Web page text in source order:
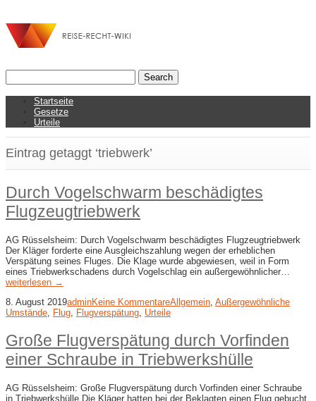
Startseite
Gesetze
Urteile
Eintrag getaggt ‘triebwerk’
Durch Vogelschwarm beschädigtes
Flugzeugtriebwerk
AG Rüsselsheim: Durch Vogelschwarm beschädigtes Flugzeugtriebwerk
Der Kläger forderte eine Ausgleichszahlung wegen der erheblichen
Verspätung seines Fluges. Die Klage wurde abgewiesen, weil in Form
eines Triebwerkschadens durch Vogelschlag ein außergewöhnlicher…
weiterlesen →
8. August 2019adminKeine KommentareAllgemein, Außergewöhnliche
Umstände, Flug, Flugverspätung, Urteile
Große Flugverspätung durch Vorfinden
einer Schraube in Triebwerkshülle
AG Rüsselsheim: Große Flugverspätung durch Vorfinden einer Schraube
in Triebwerkshülle Die Kläger hatten bei der Beklagten einen Flug gebucht.